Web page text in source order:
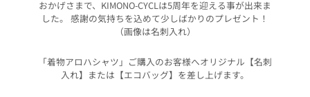
おかげさまで、KIMONO-CYCLは5周年を迎える事が出来ま
した。 感謝の気持ちを込めて少しばかりのプレゼント！
（画像は名刺入れ）
「着物アロハシャツ」ご購入のお客様へオリジナル【名刺
入れ】または【エコバッグ】を差し上げます。